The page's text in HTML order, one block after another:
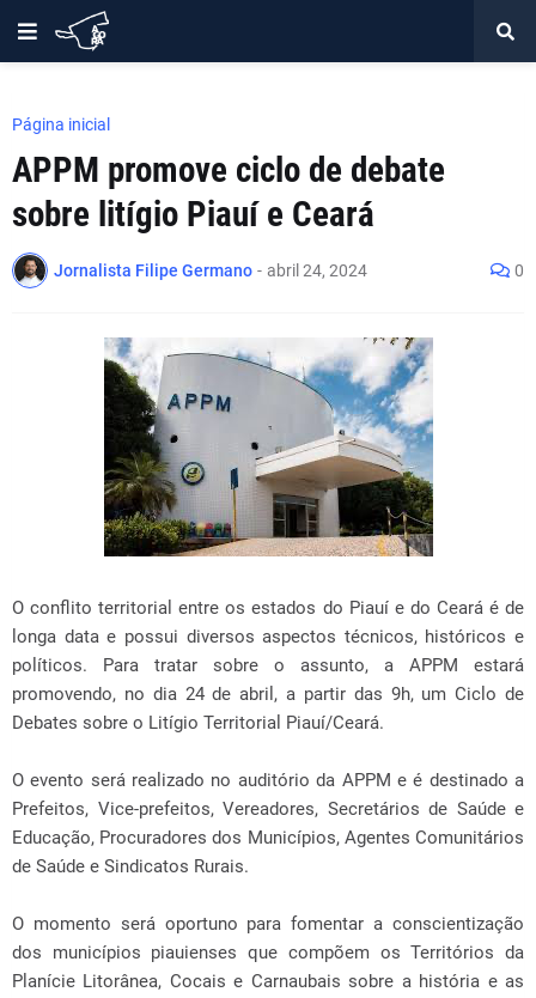
Página inicial
APPM promove ciclo de debate
sobre litígio Piauí e Ceará
Jornalista Filipe Germano - abril 24, 2024 0
O conflito territorial entre os estados do Piauí e do Ceará é de
longa data e possui diversos aspectos técnicos, históricos e
políticos. Para tratar sobre o assunto, a APPM estará
promovendo, no dia 24 de abril, a partir das 9h, um Ciclo de
Debates sobre o Litígio Territorial Piauí/Ceará.
O evento será realizado no auditório da APPM e é destinado a
Prefeitos, Vice-prefeitos, Vereadores, Secretários de Saúde e
Educação, Procuradores dos Municípios, Agentes Comunitários
de Saúde e Sindicatos Rurais.
O momento será oportuno para fomentar a conscientização
dos municípios piauienses que compõem os Territórios da
Planície Litorânea, Cocais e Carnaubais sobre a história e as